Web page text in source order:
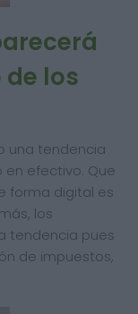
los
una tendencia
efectivo. Que
forma digital es
los
tendencia pues
de impuestos,